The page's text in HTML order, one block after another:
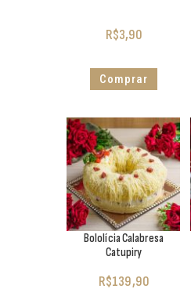
R$3,90
Comprar
Bololícia Calabresa
Catupiry
R$139,90